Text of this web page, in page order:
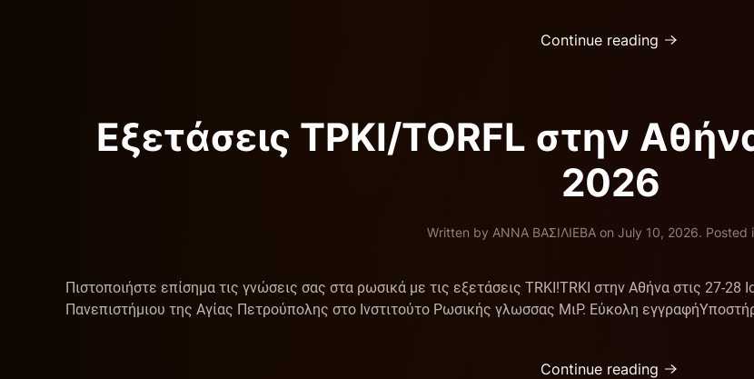
Continue reading
Εξετάσεις ΤΡΚΙ/TORFL στην
2026
Written by ΑΝΝΑ ΒΑΣΙΛΙΕΒΑ on July 10, 2026. Posted
Πιστοποιήστε επίσημα τις γνώσεις σας στα ρωσικά με τις εξετάσεις TRKI!TRKI στην Αθήνα στις 27-28
Πανεπιστήμιου της Αγίας Πετρούπολης στο Ινστιτούτο Ρωσικής γλωσσας ΜιΡ. Εύκολη
Continue reading